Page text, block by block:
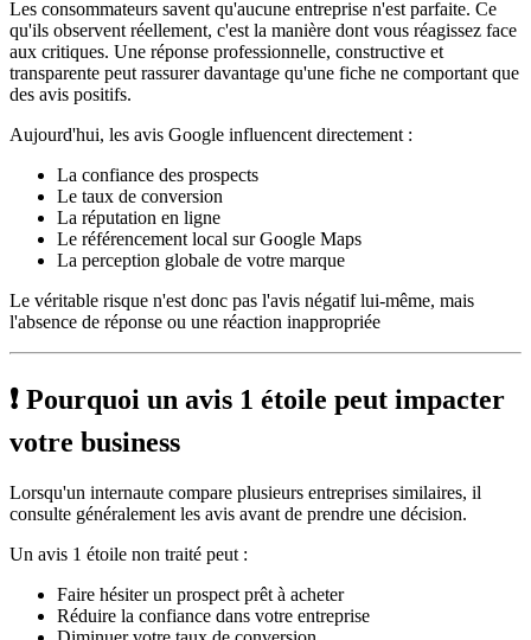
Les consommateurs savent qu'aucune entreprise n'est parfaite. Ce
qu'ils observent réellement, c'est la manière dont vous réagissez face
aux critiques. Une réponse professionnelle, constructive et
transparente peut rassurer davantage qu'une fiche ne comportant que
des avis positifs.
Aujourd'hui, les avis Google influencent directement :
La confiance des prospects
Le taux de conversion
La réputation en ligne
Le référencement local sur Google Maps
La perception globale de votre marque
Le véritable risque n'est donc pas l'avis négatif lui-même, mais
l'absence de réponse ou une réaction inappropriée
❗ Pourquoi un avis 1 étoile peut impacter
votre business
Lorsqu'un internaute compare plusieurs entreprises similaires, il
consulte généralement les avis avant de prendre une décision.
Un avis 1 étoile non traité peut :
Faire hésiter un prospect prêt à acheter
Réduire la confiance dans votre entreprise